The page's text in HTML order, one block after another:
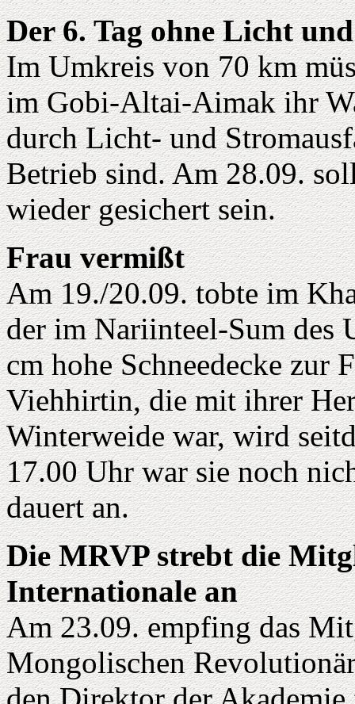
Der 6. Tag ohne Licht
Im Umkreis von 70 km
im Gobi-Altai-Aimak ihr
durch Licht- und
Betrieb sind. Am 28.09.
wieder gesichert sein.
Frau vermißt
Am 19./20.09. tobte im
der im Nariinteel-Sum des
cm hohe Schneedecke zur
Viehhirtin, die mit ihrer
Winterweide war, wird
17.00 Uhr war sie noch
dauert an.
Die MRVP strebt die
Internationale an
Am 23.09. empfing das
Mongolischen